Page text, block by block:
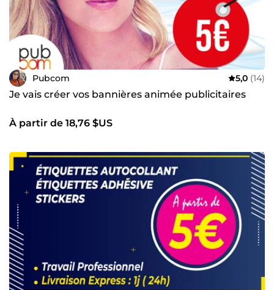
Pubcom 5,0 (14)
Je vais créer vos bannières animée publicitaires
À partir de 18,76 $US